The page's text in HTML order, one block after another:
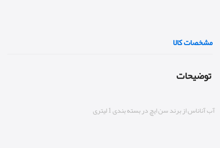
مشخصات کالا
توضیحات
آب آناناس از برند سن ایچ در بسته بندی 1 لیتری